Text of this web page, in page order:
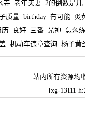
寺 老年夫妻 2的倒数是几
质量 birthday 有可能
炎
历 良好 三番 光神
怎么
机动车违章查询 杨子黄
站内所有资源均
[xg-13111